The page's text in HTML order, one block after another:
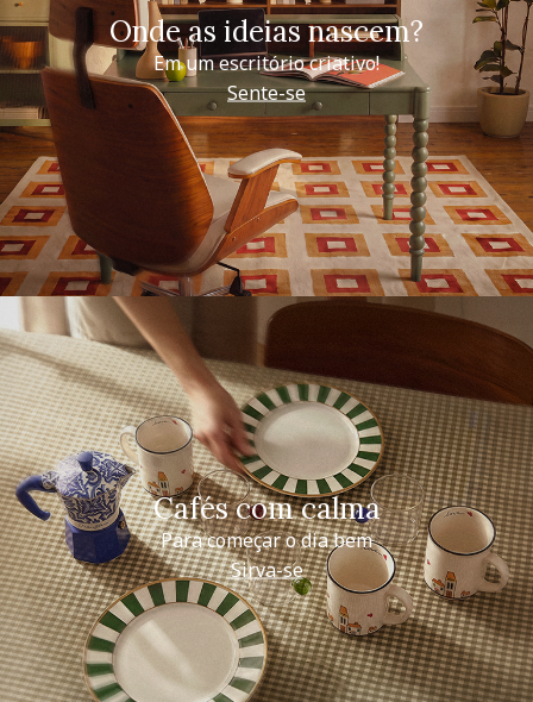
Onde as ideias nascem?
Em um escritório criativo!
Sente-se
Cafés com calma
Para começar o dia bem
Sirva-se